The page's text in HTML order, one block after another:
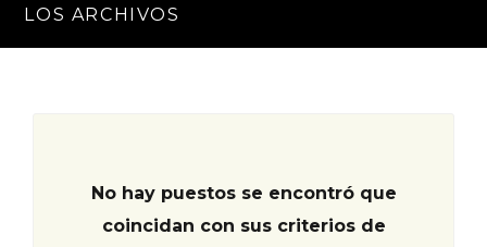
LOS ARCHIVOS
No hay puestos se encontró que
coincidan con sus criterios de